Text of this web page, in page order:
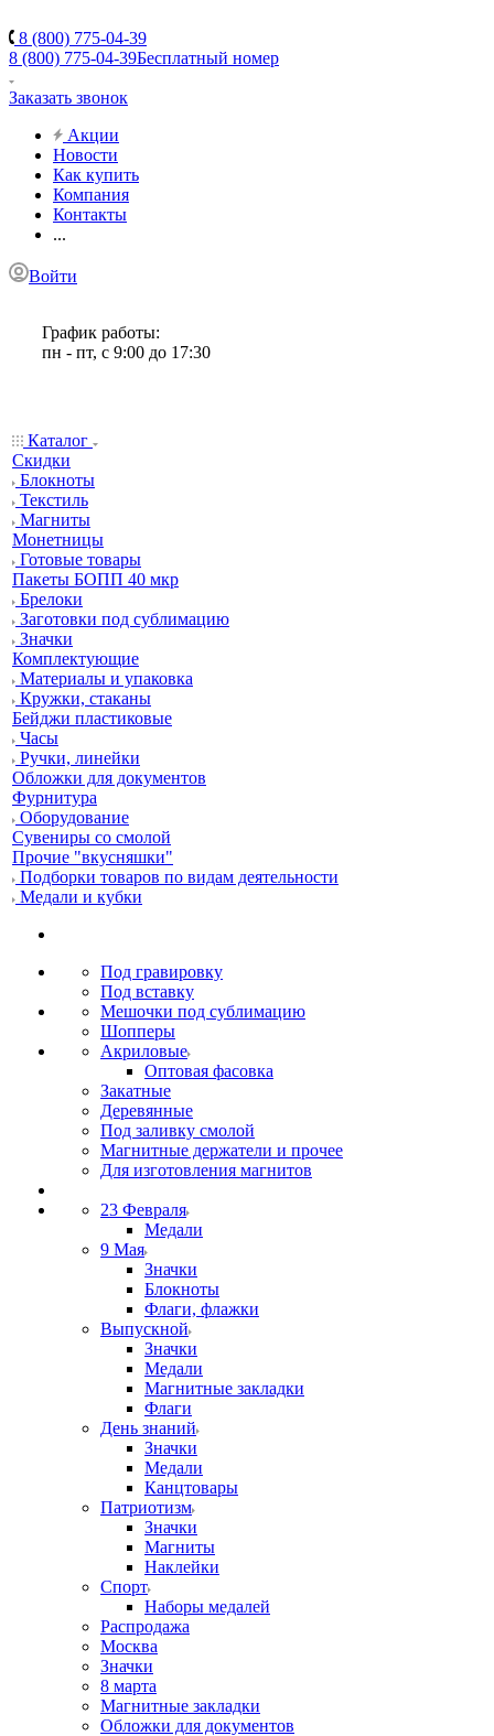
8 (800) 775-04-39
8 (800) 775-04-39Бесплатный номер
Заказать звонок
Акции
Новости
Как купить
Компания
Контакты
...
Войти
График работы:
пн - пт, с 9:00 до 17:30
Каталог
Скидки
Блокноты
Текстиль
Магниты
Монетницы
Готовые товары
Пакеты БОПП 40 мкр
Брелоки
Заготовки под сублимацию
Значки
Комплектующие
Материалы и упаковка
Кружки, стаканы
Бейджи пластиковые
Часы
Ручки, линейки
Обложки для документов
Фурнитура
Оборудование
Сувениры со смолой
Прочие "вкусняшки"
Подборки товаров по видам деятельности
Медали и кубки
Под гравировку
Под вставку
Мешочки под сублимацию
Шопперы
Акриловые
Оптовая фасовка
Закатные
Деревянные
Под заливку смолой
Магнитные держатели и прочее
Для изготовления магнитов
23 Февраля
Медали
9 Мая
Значки
Блокноты
Флаги, флажки
Выпускной
Значки
Медали
Магнитные закладки
Флаги
День знаний
Значки
Медали
Канцтовары
Патриотизм
Значки
Магниты
Наклейки
Спорт
Наборы медалей
Распродажа
Москва
Значки
8 марта
Магнитные закладки
Обложки для документов